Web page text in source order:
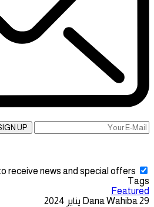
UP
receive news and special offers.
Tags
Featured
Dana Wahiba29 يناير 2024